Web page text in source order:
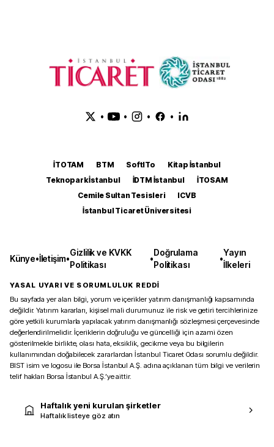
• • • •
İTOTAM BTM SoftITo
Kitap İstanbul
Teknopark İstanbul
İDTM İstanbul
İTOSAM
Cemile Sultan Tesisleri
ICVB
İstanbul Ticaret Üniversitesi
Künye•İletişim•
Gizlilik ve KVKK
Politikası
•
Doğrulama
Politikası
•
Yayın
İlkeleri
YASAL UYARI VE SORUMLULUK REDDİ
Bu sayfada yer alan bilgi, yorum ve içerikler yatırım danışmanlığı kapsamında
değildir. Yatırım kararları, kişisel mali durumunuz ile risk ve getiri tercihlerinize
göre yetkili kurumlarla yapılacak yatırım danışmanlığı sözleşmesi çerçevesinde
değerlendirilmelidir. İçeriklerin doğruluğu ve güncelliği için azami özen
gösterilmekle birlikte, olası hata, eksiklik, gecikme veya bu bilgilerin
kullanımından doğabilecek zararlardan İstanbul Ticaret Odası sorumlu değildir.
BIST isim ve logosu ile Borsa İstanbul A.Ş. adına açıklanan tüm bilgi ve verilerin
telif hakları Borsa İstanbul A.Ş.’ye aittir.
Haftalık yeni kurulan şirketler
Haftalık listeye göz atın